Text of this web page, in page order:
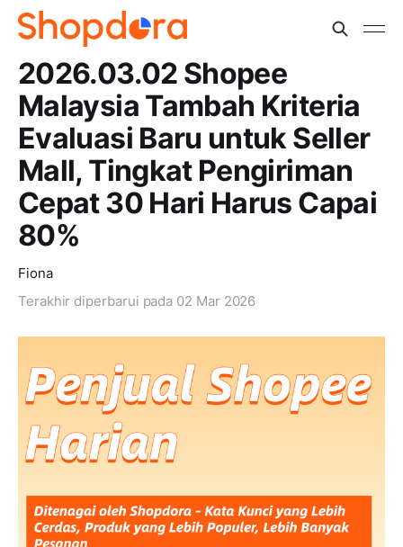
2026.03.02 Shopee
Malaysia Tambah Kriteria
Evaluasi Baru untuk Seller
Mall, Tingkat Pengiriman
Cepat 30 Hari Harus Capai
80%
Fiona
Terakhir diperbarui pada 02 Mar 2026